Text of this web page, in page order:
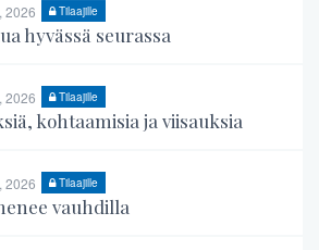
2026 Tilaajille
hyvässä seurassa
2026 Tilaajille
kohtaamisia ja viisauksia
2026 Tilaajille
vauhdilla